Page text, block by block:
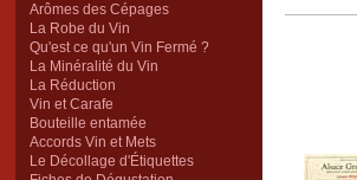
Arômes des Cépages
La Robe du Vin
Qu'est ce qu'un Vin Fermé ?
La Minéralité du Vin
La Réduction
Vin et Carafe
Bouteille entamée
Accords Vin et Mets
Le Décollage d'Étiquettes